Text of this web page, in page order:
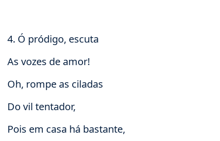
4. Ó pródigo, escuta
As vozes de amor!
Oh, rompe as ciladas
Do vil tentador,
Pois em casa há bastante,